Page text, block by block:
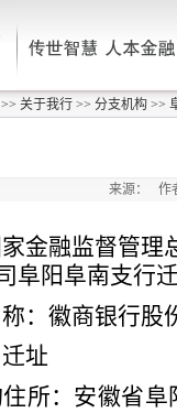
>> 关于我行 >> 分支机构 >>
来源： 作